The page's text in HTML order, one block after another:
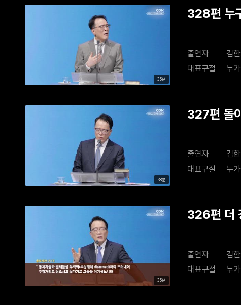
35분
328편 누
출연자
김
대표구절
누
38분
327편 돌
출연자
김
대표구절
누
35분
326편 더
출연자
김
대표구절
누